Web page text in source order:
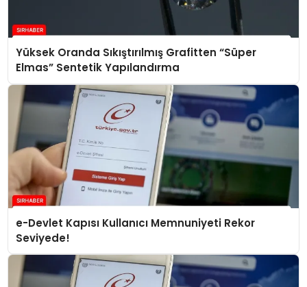
Yüksek Oranda Sıkıştırılmış Grafitten “Süper
Elmas” Sentetik Yapılandırma
e-Devlet Kapısı Kullanıcı Memnuniyeti Rekor
Seviyede!